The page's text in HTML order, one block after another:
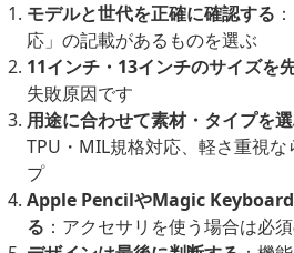
モデルと世代を正確に確認する
応」の記載があるものを選ぶ
11インチ・13インチのサイズを
失敗原因です
用途に合わせて素材・タイプを
TPU・MIL規格対応、軽さ重視な
プ
Apple PencilやMagic Keyboard
る ：アクセサリを使う場合は必